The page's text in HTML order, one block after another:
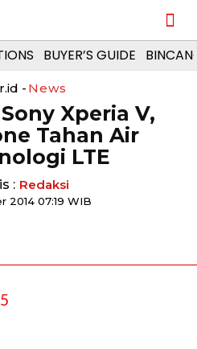
BUYER’S GUIDE
- News
Xperia V,
Tahan Air
LTE
: Redaksi
2014 07:19 WIB